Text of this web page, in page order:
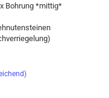
Boh­rung *mit­tig*